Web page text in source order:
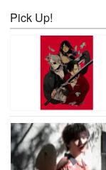
Pick Up!